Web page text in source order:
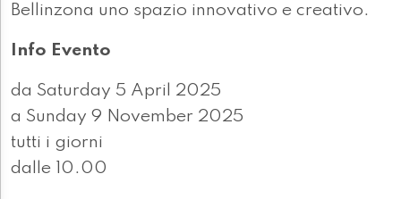
Bellinzona uno spazio innovativo e creativo.
Info Evento
da Saturday 5 April 2025
a Sunday 9 November 2025
tutti i giorni
dalle 10.00